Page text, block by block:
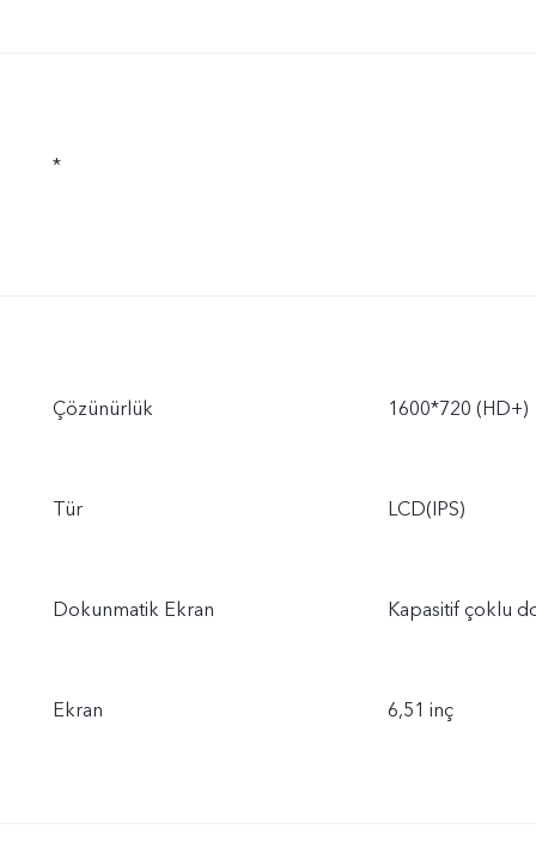
*
Çözünürlük 1600*720 (HD+)
Tür LCD(IPS)
Dokunmatik Ekran Kapasitif çoklu
Ekran 6,51 inç